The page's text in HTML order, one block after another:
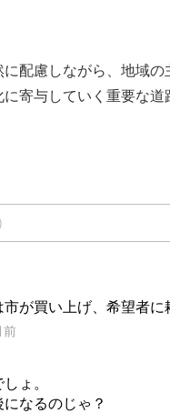
配慮しながら、地域
寄与していく重要な道